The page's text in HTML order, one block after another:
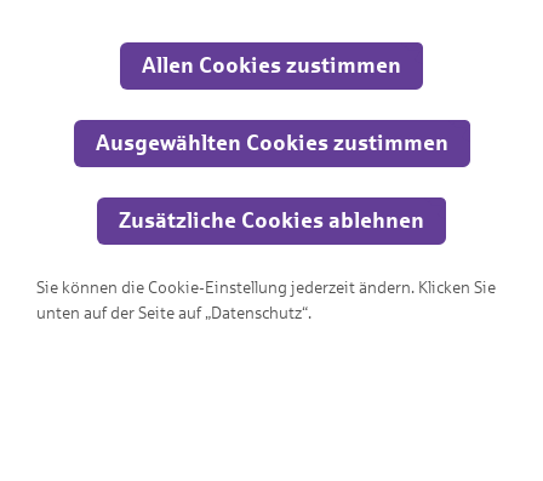
Berufe
anpassen und verbessern können. Aus diesem Grund nutzen wir
Google Analytics. Dieses Werkzeug erfasst die Seitenaufrufe zu
Übertragung anonymisiert.
Allen Cookies zustimmen
Ausgewählten Cookies zustimmen
Zusätzliche Cookies ablehnen
Sie können die Cookie-Einstellung jederzeit ändern. Klicken Sie
unten auf der Seite auf „Datenschutz“.